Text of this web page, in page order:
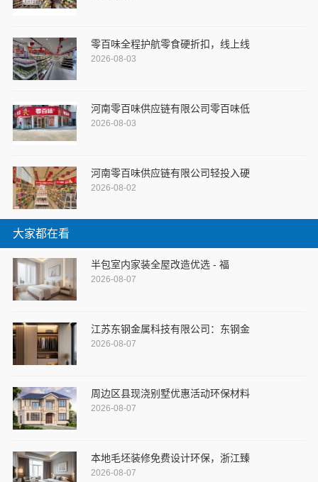
零百味全程护航零食硬折扣，线上线
2026-08-03
河南零百味供应链有限公司零百味低
2026-08-03
河南零百味供应链有限公司轻投入硬
2026-08-02
大家都在看
半包室内家装全屋改造优选 - 福
2026-08-07
江苏东钢金属科技有限公司：东钢金
2026-08-07
周边区县现浇别墅优惠活动环保材料
2026-08-07
本地毛坯装修免费设计环保，浙江臻
2026-08-07